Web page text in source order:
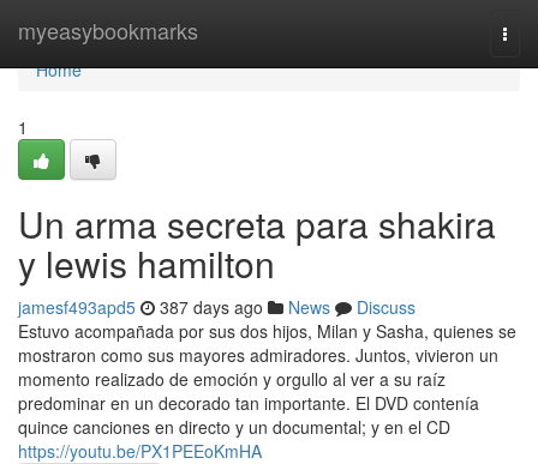
myeasybookmarks
Home
Home
1
Un arma secreta para shakira
y lewis hamilton
jamesf493apd5 387 days ago News
Discuss
Estuvo acompañada por sus dos hijos, Milan y Sasha, quienes se
mostraron como sus mayores admiradores. Juntos, vivieron un
momento realizado de emoción y orgullo al ver a su raíz
predominar en un decorado tan importante. El DVD contenía
quince canciones en directo y un documental; y en el CD
https://youtu.be/PX1PEEoKmHA